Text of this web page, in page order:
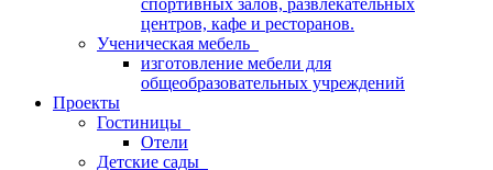
спортивных залов, развлекательных
центров, кафе и ресторанов.
Ученическая мебель
изготовление мебели для
общеобразовательных учреждений
Проекты
Гостиницы
Отели
Детские сады